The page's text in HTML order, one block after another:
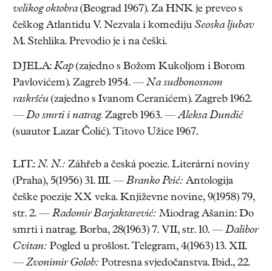
velikog oktobra(Beograd 1967). Za HNK je preveo s
češkog Atlantidu V. Nezvala i komediju Seoska ljubav
M. Stehlika. Prevodio je i na češki.
DJELA: Kap (zajedno s Božom Kukoljom i Borom
Pavlovićem). Zagreb 1954. — Na sudbonosnom
raskršću (zajedno s Ivanom Ceranićem). Zagreb 1962.
— Do smrti i natrag. Zagreb 1963. —Aleksa Dundić
(suautor Lazar Čolić). Titovo Užice 1967.
LIT.: N. N.: Záhřeb a česká poezie. Literární noviny
(Praha), 5(1956) 31. III. — Branko Peić: Antologija
češke poezije XX veka. Književne novine, 9(1958) 79,
str. 2. — Radomir Barjaktarević: Miodrag Ašanin: Do
smrti i natrag. Borba, 28(1963) 7. VII, str. 10. — Dalibor
Cvitan: Pogled u prošlost. Telegram, 4(1963) 13. XII.
— Zvonimir Golob: Potresna svjedočanstva. Ibid., 22.